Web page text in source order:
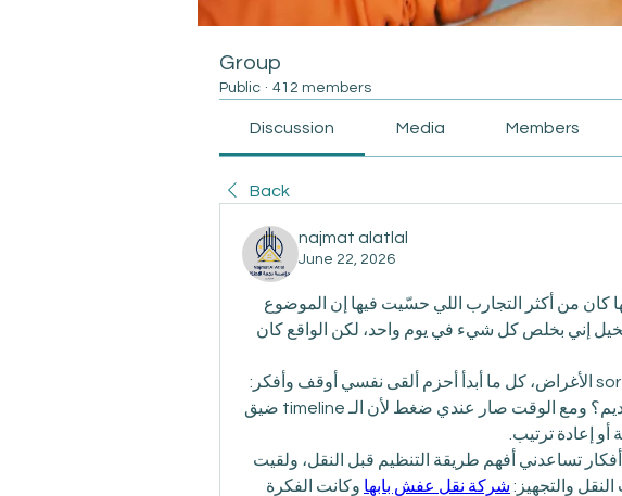
Group
Public · 412 members
Discussion Media Members
Back
najmat alatlal
June 22, 2026
إعادة ترتيب.
والتجهيز: شركة نقل عفش بابها